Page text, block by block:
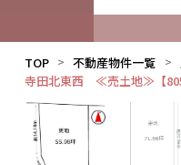
TOP 不動産物件一覧
寺田北東西 ≪売土地≫【